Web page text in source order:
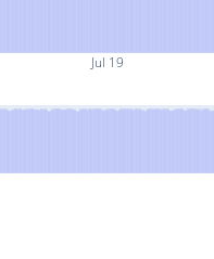
Jul 19